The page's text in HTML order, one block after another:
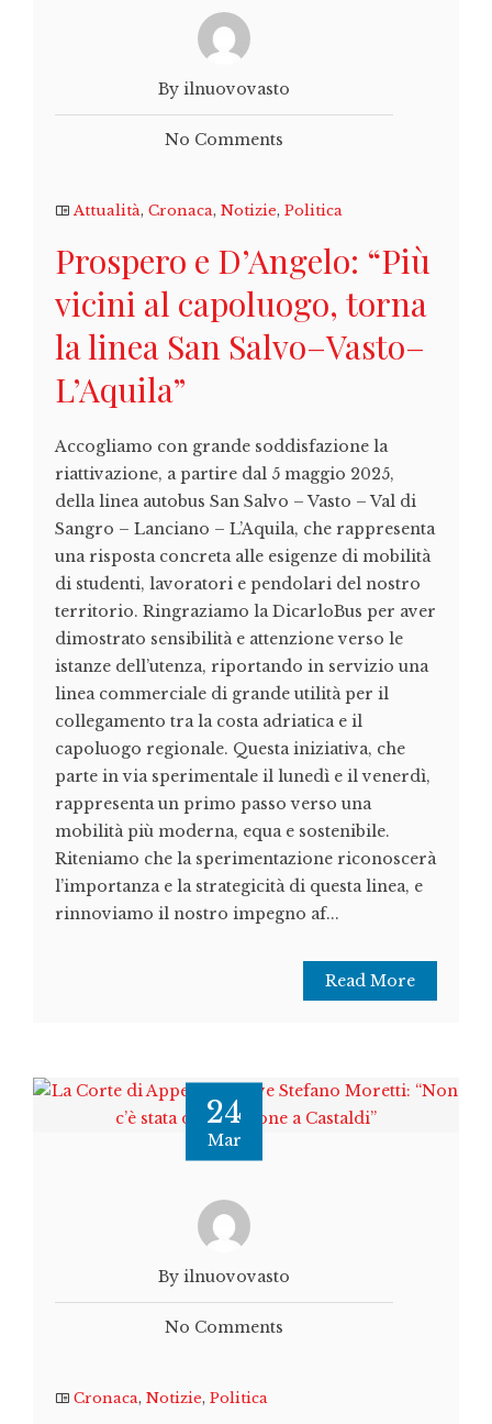
By ilnuovovasto
No Comments
Attualità, Cronaca, Notizie, Politica
Prospero e D’Angelo: “Più
vicini al capoluogo, torna
la linea San Salvo–Vasto–
L’Aquila”
Accogliamo con grande soddisfazione la
riattivazione, a partire dal 5 maggio 2025,
della linea autobus San Salvo – Vasto – Val di
Sangro – Lanciano – L’Aquila, che rappresenta
una risposta concreta alle esigenze di mobilità
di studenti, lavoratori e pendolari del nostro
territorio. Ringraziamo la DicarloBus per aver
dimostrato sensibilità e attenzione verso le
istanze dell’utenza, riportando in servizio una
linea commerciale di grande utilità per il
collegamento tra la costa adriatica e il
capoluogo regionale. Questa iniziativa, che
parte in via sperimentale il lunedì e il venerdì,
rappresenta un primo passo verso una
mobilità più moderna, equa e sostenibile.
Riteniamo che la sperimentazione riconoscerà
l’importanza e la strategicità di questa linea, e
rinnoviamo il nostro impegno af...
Read More
24
Mar
By ilnuovovasto
No Comments
Cronaca, Notizie, Politica